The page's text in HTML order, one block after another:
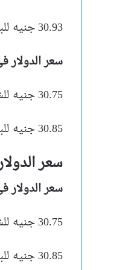
30.93 جنيه للبيع.
سعر الدولار
30.75 جنيه للشراء.
30.85 جنيه للبيع.
سعر
سعر
30.75 جنيه للشراء.
30.85 جنيه للبيع.